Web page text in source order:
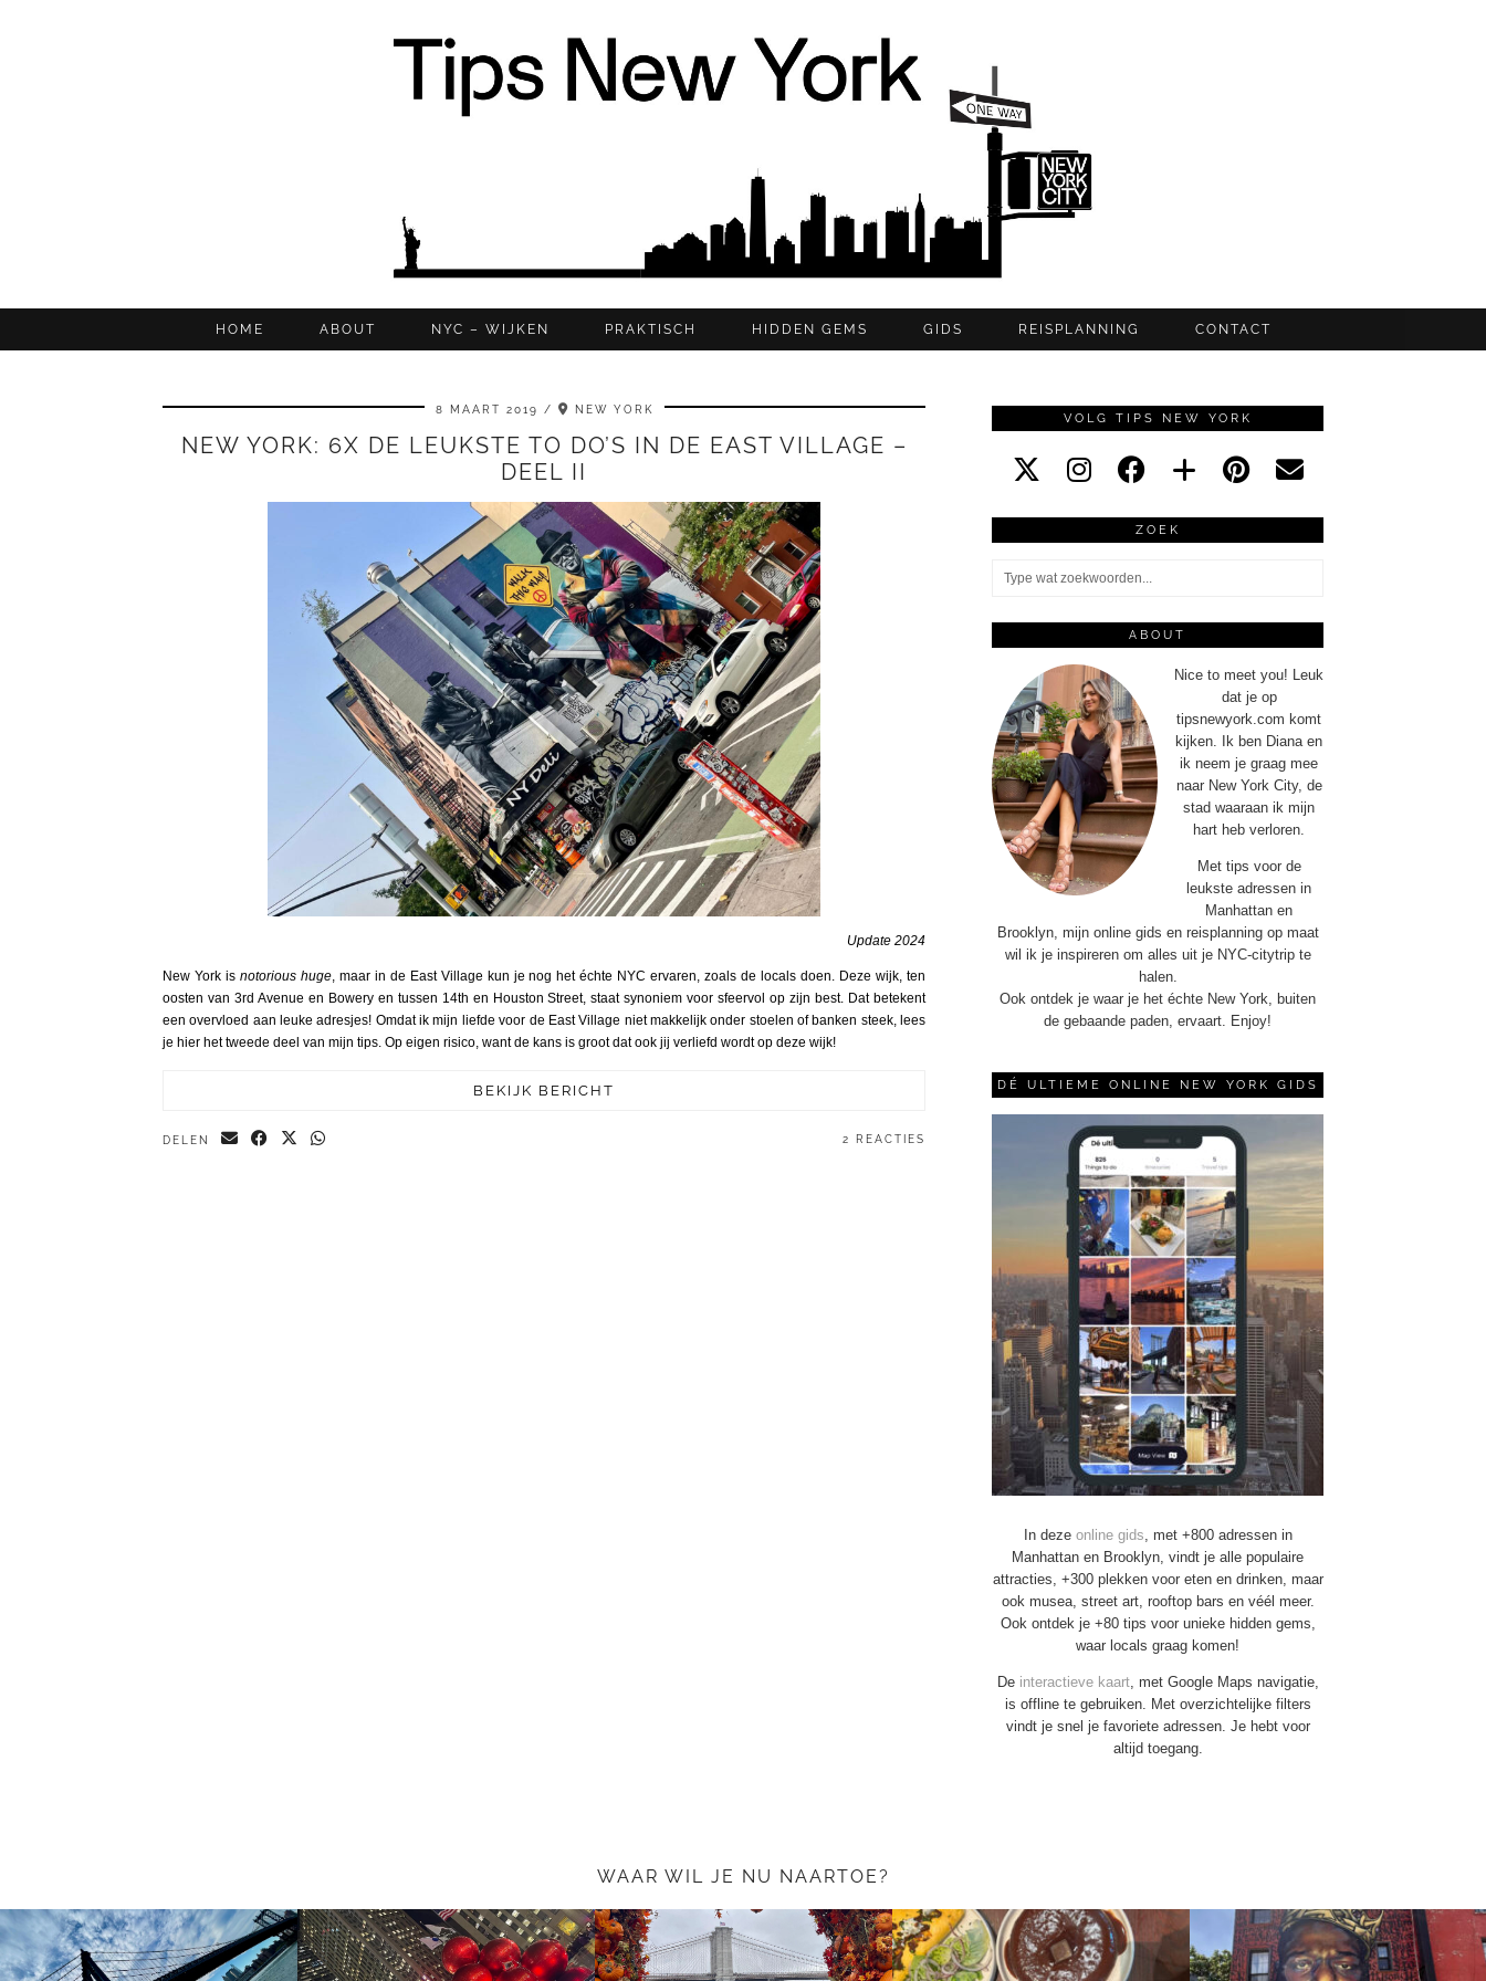
HOME ABOUT NYC – WIJKEN PRAKTISCH HIDDEN GEMS GIDS REISPLANNING CONTACT
8 MAART 2019 NEW YORK
NEW YORK: 6X DE LEUKSTE TO DO’S IN DE EAST VILLAGE –
DEEL II
Update 2024
New York is notorious huge, maar in de East Village kun je nog het échte NYC ervaren, zoals de locals doen. Deze wijk, ten
oosten van 3rd Avenue en Bowery en tussen 14th en Houston Street, staat synoniem voor sfeervol op zijn best. Dat betekent
een overvloed aan leuke adresjes! Omdat ik mijn liefde voor de East Village niet makkelijk onder stoelen of banken steek, lees
je hier het tweede deel van mijn tips. Op eigen risico, want de kans is groot dat ook jij verliefd wordt op deze wijk!
BEKIJK BERICHT
DELEN 2 REACTIES
VOLG TIPS NEW YORK
ZOEK
ABOUT
Nice to meet you! Leuk
dat je op
tipsnewyork.com komt
kijken. Ik ben Diana en
ik neem je graag mee
naar New York City, de
stad waaraan ik mijn
hart heb verloren.
Met tips voor de
leukste adressen in
Manhattan en
Brooklyn, mijn online gids en reisplanning op maat
wil ik je inspireren om alles uit je NYC-citytrip te
halen.
Ook ontdek je waar je het échte New York, buiten
de gebaande paden, ervaart. Enjoy!
DÉ ULTIEME ONLINE NEW YORK GIDS
In deze online gids, met +800 adressen in
Manhattan en Brooklyn, vindt je alle populaire
attracties, +300 plekken voor eten en drinken, maar
ook musea, street art, rooftop bars en véél meer.
Ook ontdek je +80 tips voor unieke hidden gems,
waar locals graag komen!
De interactieve kaart, met Google Maps navigatie,
is offline te gebruiken. Met overzichtelijke filters
vindt je snel je favoriete adressen. Je hebt voor
altijd toegang.
WAAR WIL JE NU NAARTOE?